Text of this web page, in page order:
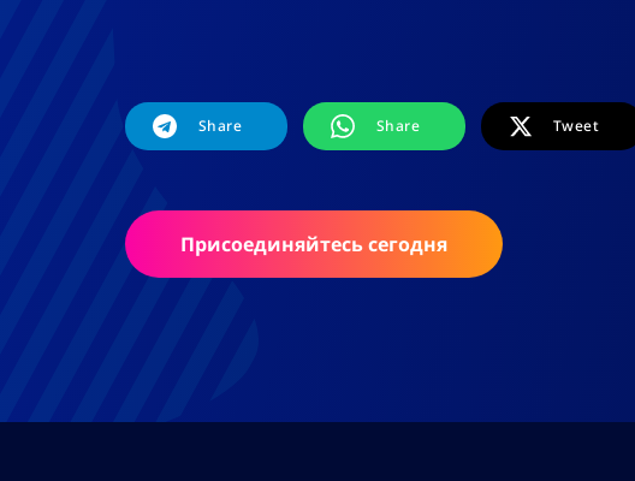
Share Share Tweet
Присоединяйтесь сегодня